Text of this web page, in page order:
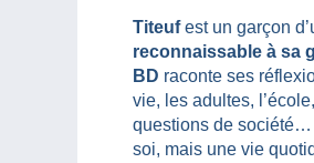
Titeufest un garçon
reconnaissable à sa
BD raconte ses
vie, les adultes,
questions de société…
soi, mais une vie